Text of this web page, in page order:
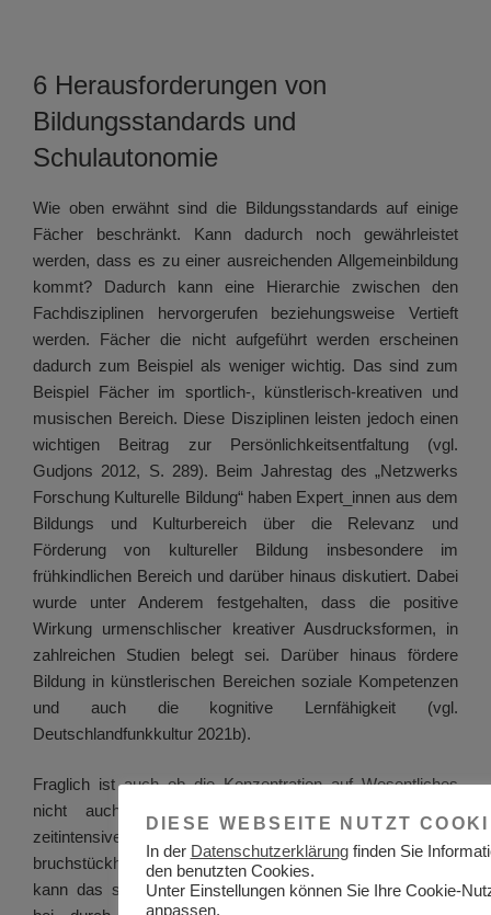
6 Herausforderungen von
Bildungsstandards und
Schulautonomie
Wie oben erwähnt sind die Bildungsstandards auf einige
Fächer beschränkt. Kann dadurch noch gewährleistet
werden, dass es zu einer ausreichenden Allgemeinbildung
kommt? Dadurch kann eine Hierarchie zwischen den
Fachdisziplinen hervorgerufen beziehungsweise Vertieft
werden. Fächer die nicht aufgeführt werden erscheinen
dadurch zum Beispiel als weniger wichtig. Das sind zum
Beispiel Fächer im sportlich-, künstlerisch-kreativen und
musischen Bereich. Diese Disziplinen leisten jedoch einen
wichtigen Beitrag zur Persönlichkeitsentfaltung (vgl.
Gudjons 2012, S. 289). Beim Jahrestag des „Netzwerks
Forschung Kulturelle Bildung“ haben Expert_innen aus dem
Bildungs und Kulturbereich über die Relevanz und
Förderung von kultureller Bildung insbesondere im
frühkindlichen Bereich und darüber hinaus diskutiert. Dabei
wurde unter Anderem festgehalten, dass die positive
Wirkung urmenschlischer kreativer Ausdrucksformen, in
zahlreichen Studien belegt sei. Darüber hinaus fördere
Bildung in künstlerischen Bereichen soziale Kompetenzen
und auch die kognitive Lernfähigkeit (vgl.
Deutschlandfunkkultur 2021b).
Fraglich ist auch ob die Konzentration auf Wesentliches
nicht auch zu einer Verknappung eigentlich sehr
zeitintensiver Bildungsprozesse führt, wodurch ein eher
bruchstückhaftes Wissen zustande kommt. Des Weiteren
kann das selbstorganisierte und selbstgesteuerte Lernen
DIESE WEBSEITE NUTZT
In der Datenschutzerklärungfinden Sie
den benutzten Cookies.
Unter Einstellungen können Sie Ihre Cookie-
anpassen.